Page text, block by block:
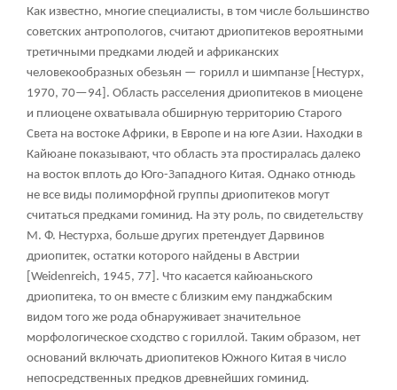
Как известно, многие специалисты, в том числе большинство
советских антропологов, считают дриопитеков вероятными
третичными предками людей и африканских
человекообразных обезьян — горилл и шимпанзе [Нестурх,
1970, 70—94]. Область расселения дриопитеков в миоцене
и плиоцене охватывала обширную территорию Старого
Света на востоке Африки, в Европе и на юге Азии. Находки в
Кайюане показывают, что область эта простиралась далеко
на восток вплоть до Юго-Западного Китая. Однако отнюдь
не все виды полиморфной группы дриопитеков могут
считаться предками гоминид. На эту роль, по свидетельству
М. Ф. Нестурха, больше других претендует Дарвинов
дриопитек, остатки которого найдены в Австрии
[Weidenreich, 1945, 77]. Что касается кайюаньского
дриопитека, то он вместе с близким ему панджабским
видом того же рода обнаруживает значительное
морфологическое сходство с гориллой. Таким образом, нет
оснований включать дриопитеков Южного Китая в число
непосредственных предков древнейших гоминид.